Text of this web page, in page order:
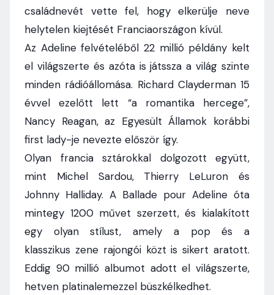
családnevét vette fel, hogy elkerülje neve
helytelen kiejtését Franciaországon kívül.
Az Adeline felvételéből 22 millió példány kelt
el világszerte és azóta is játssza a világ szinte
minden rádióállomása. Richard Clayderman 15
évvel ezelőtt lett “a romantika hercege”,
Nancy Reagan, az Egyesült Államok korábbi
first lady-je nevezte először így.
Olyan francia sztárokkal dolgozott együtt,
mint Michel Sardou, Thierry LeLuron és
Johnny Halliday. A Ballade pour Adeline óta
mintegy 1200 művet szerzett, és kialakított
egy olyan stílust, amely a pop és a
klasszikus zene rajongói közt is sikert aratott.
Eddig 90 millió albumot adott el világszerte,
hetven platinalemezzel büszkélkedhet.